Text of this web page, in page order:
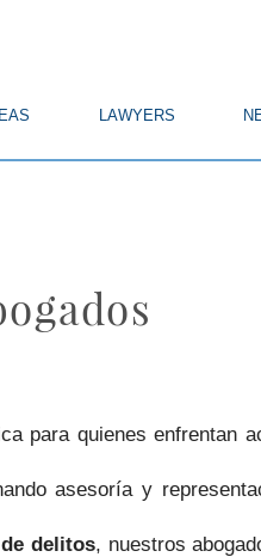
LAWYERS
para quienes enfrentan
asesoría y
delitos, nuestros